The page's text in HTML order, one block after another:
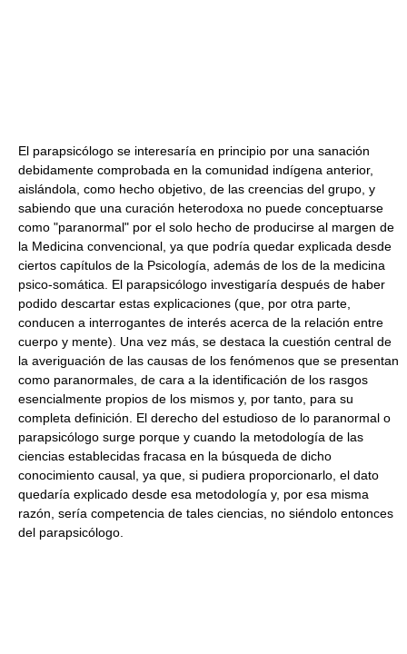
El parapsicólogo se interesaría en principio por una sanación
debidamente comprobada en la comunidad indígena anterior,
aislándola, como hecho objetivo, de las creencias del grupo, y
sabiendo que una curación heterodoxa no puede conceptuarse
como "paranormal" por el solo hecho de producirse al margen de
la Medicina convencional, ya que podría quedar explicada desde
ciertos capítulos de la Psicología, además de los de la medicina
psico-somática. El parapsicólogo investigaría después de haber
podido descartar estas explicaciones (que, por otra parte,
conducen a interrogantes de interés acerca de la relación entre
cuerpo y mente). Una vez más, se destaca la cuestión central de
la averiguación de las causas de los fenómenos que se presentan
como paranormales, de cara a la identificación de los rasgos
esencialmente propios de los mismos y, por tanto, para su
completa definición. El derecho del estudioso de lo paranormal o
parapsicólogo surge porque y cuando la metodología de las
ciencias establecidas fracasa en la búsqueda de dicho
conocimiento causal, ya que, si pudiera proporcionarlo, el dato
quedaría explicado desde esa metodología y, por esa misma
razón, sería competencia de tales ciencias, no siéndolo entonces
del parapsicólogo.